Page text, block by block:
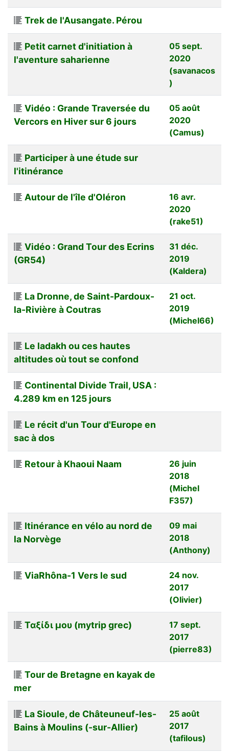
Trek de l'Ausangate. Pérou
Petit carnet d'initiation à
l'aventure saharienne
05 sept.
2020
(savanacos
)
Vidéo : Grande Traversée du
Vercors en Hiver sur 6 jours
05 août
2020
(Camus)
Participer à une étude sur
l'itinérance
Autour de l'île d'Oléron
16 avr.
2020
(rake51)
Vidéo : Grand Tour des Ecrins
(GR54)
31 déc.
2019
(Kaldera)
La Dronne, de Saint-Pardoux-
la-Rivière à Coutras
21 oct.
2019
(Michel66)
Le ladakh ou ces hautes
altitudes où tout se confond
Continental Divide Trail, USA :
4.289 km en 125 jours
Le récit d'un Tour d'Europe en
sac à dos
Retour à Khaoui Naam
26 juin
2018
(Michel
F357)
Itinérance en vélo au nord de
la Norvège
09 mai
2018
(Anthony)
ViaRhôna-1 Vers le sud
24 nov.
2017
(Olivier)
Ταξίδι μου (mytrip grec)
17 sept.
2017
(pierre83)
Tour de Bretagne en kayak de
mer
La Sioule, de Châteuneuf-les-
Bains à Moulins (-sur-Allier)
25 août
2017
(tafilous)